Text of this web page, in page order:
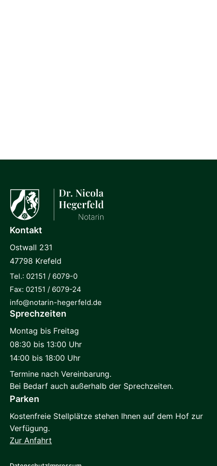
Kontakt
Ostwall 231
47798 Krefeld
Tel.: 02151 / 6079-0
Fax: 02151 / 6079-24
info@notarin-hegerfeld.de
Sprechzeiten
Montag bis Freitag
08:30 bis 13:00 Uhr
14:00 bis 18:00 Uhr
Termine nach Vereinbarung.
Bei Bedarf auch außerhalb der Sprechzeiten.
Parken
Kostenfreie Stellplätze stehen Ihnen auf dem Hof zur
Verfügung.
Zur Anfahrt